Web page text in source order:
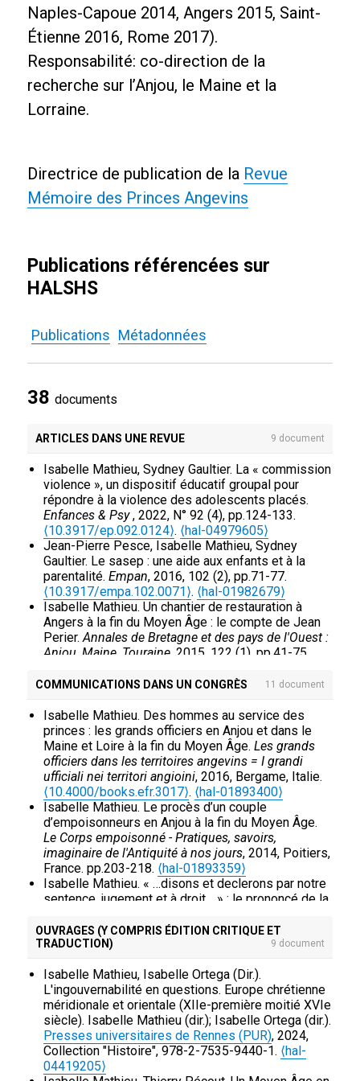
Naples-Capoue 2014, Angers 2015, Saint-
Étienne 2016, Rome 2017).
Responsabilité: co-direction de la
recherche sur l’Anjou, le Maine et la
Lorraine.
Directrice de publication de la Revue
Mémoire des Princes Angevins
Publications référencées sur
HALSHS
Publications Métadonnées
38documents
ARTICLES DANS UNE REVUE 9 document
Isabelle Mathieu, Sydney Gaultier. La « commission
violence », un dispositif éducatif groupal pour
répondre à la violence des adolescents placés.
Enfances & Psy, 2022, N° 92 (4), pp.124-133.
⟨10.3917/ep.092.0124⟩. ⟨hal-04979605⟩
Jean-Pierre Pesce, Isabelle Mathieu, Sydney
Gaultier. Le sasep : une aide aux enfants et à la
parentalité.Empan, 2016, 102 (2), pp.71-77.
⟨10.3917/empa.102.0071⟩. ⟨hal-01982679⟩
Isabelle Mathieu. Un chantier de restauration à
Angers à la fin du Moyen Âge : le compte de Jean
Perier.Annales de Bretagne et des pays de l'Ouest :
Anjou, Maine, Touraine , 2015, 122 (1), pp.41-75.
Isabelle Mathieu. « Vin noir, vin blanc, vin vermeil,
Moyen Âge.303 : arts, recherches et créations,
2015, 139, pp.21-34.⟨hal-01893398⟩
Isabelle Mathieu, Sydney Gaultier. Travailler avec
les familles en maisons d’enfants à caractère
social.Actualités sociales hebdomadaires : ASH,
2015, 2933, pp.30-31.⟨hal-01982732⟩
Isabelle Mathieu. Une source criminelle
exceptionnelle : les procès de Saint-Denis-d’Anjou
et Chemiré-sur-Sarthe (1501-1512).
Criminocorpus, revue hypermédia. Histoire de la
justice, des crimes et des peines, 2012, pp.1-146.
⟨hal-01894974⟩
Isabelle Mathieu. Prisons et prisonniers en Anjou
pays de l'Ouest : Anjou, Maine, Touraine , 2005, 112
(1), pp.147-169.
⟨hal-
Isabelle Mathieu. Un infanticide à Argentré en 1470.
La Mayenne : archéologie, histoire, 2004, 27,
pp.337-341.⟨hal-01894977⟩
Isabelle Mathieu. La tenue des assises
seigneuriales dans les campagnes angevines (fin
XIVe-milieu XVIe siècles).Archives d'Anjou :
mélanges d'histoire et d'archéologie angevines
COMMUNICATIONS DANS UN CONGRÈS 11 document
Isabelle Mathieu. Des hommes au service des
princes : les grands officiers en Anjou et dans le
Maine et Loire à la fin du Moyen Âge.Les grands
officiers dans les territoires angevins = I grandi
ufficiali nei territori angioini, 2016, Bergame, Italie.
⟨10.4000/books.efr.3017⟩. ⟨hal-01893400⟩
Isabelle Mathieu. Le procès d’un couple
d’empoisonneurs en Anjou à la fin du Moyen Âge.
Le Corps empoisonné - Pratiques, savoirs,
imaginaire de l'Antiquité à nos jours, 2014, Poitiers,
France. pp.203-218. ⟨hal-01893359⟩
Isabelle Mathieu. « …disons et declerons par notre
sentence, jugement et à droit… » : le prononcé de la
Maine à la fin du Moyen Âge.Sentences et
décisions judiciaires, du Moyen Âge à l’époque
01893367⟩
Isabelle Mathieu. Jean de Bourdigné : conceptions
et méthodes d ’un « historien » angevin de la fin du
Moyen Âge.Histoire et historiens de l’Anjou, 2012,
Angers, France. pp.51-64.⟨hal-01893369⟩
Isabelle Mathieu. "... disons et déclarons par notre
sentence, jugement et à droit..".
OUVRAGES (Y COMPRIS ÉDITION CRITIQUE ET
TRADUCTION)
9 document
Isabelle Mathieu, Isabelle Ortega (Dir.).
L'ingouvernabilité en questions. Europe chrétienne
méridionale et orientale (XIIe-première moitié XVIe
siècle). Isabelle Mathieu (dir.); Isabelle Ortega (dir.).
Presses universitaires de Rennes (PUR), 2024,
Collection "Histoire", 978-2-7535-9440-1. ⟨hal-
04419205⟩